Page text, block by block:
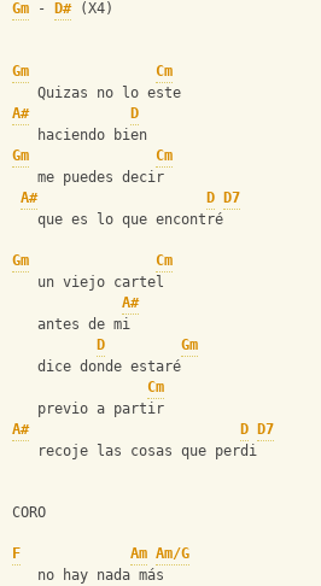
Gm - D# (X4)
Gm
Cm
   Quizas no lo este
A#
D
   haciendo bien
Gm
Cm
   me puedes decir
A#
D
D7
   que es lo que encontré
Gm
Cm
   un viejo cartel
A#
   antes de mi
D
Gm
   dice donde estaré
Cm
   previo a partir
A#
D
D7
   recoje las cosas que perdi
CORO
F Am Am/G
   no hay nada más